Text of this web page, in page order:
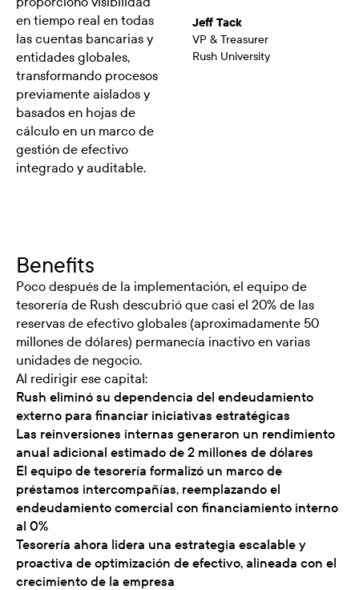
en tiempo real en todas
las cuentas bancarias y
entidades globales,
transformando procesos
previamente aislados y
basados en hojas de
cálculo en un marco de
gestión de efectivo
integrado y auditable.
Jeff Tack
VP & Treasurer
Rush University
Benefits
Poco después de la implementación, el equipo de
tesorería de Rush descubrió que casi el 20% de las
reservas de efectivo globales (aproximadamente 50
millones de dólares) permanecía inactivo en varias
unidades de negocio.
Al redirigir ese capital:
Rush eliminó su dependencia del endeudamiento
externo para financiar iniciativas estratégicas
Las reinversiones internas generaron un rendimiento
anual adicional estimado de 2 millones de dólares
El equipo de tesorería formalizó un marco de
préstamos intercompañías, reemplazando el
endeudamiento comercial con financiamiento interno
al 0%
Tesorería ahora lidera una estrategia escalable y
proactiva de optimización de efectivo, alineada con el
crecimiento de la empresa